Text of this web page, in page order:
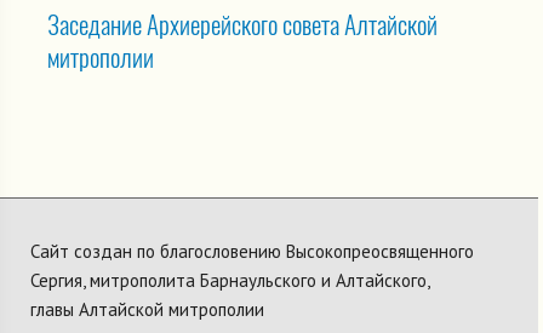
Заседание Архиерейского совета Алтайской
митрополии
Сайт создан по благословению Высокопреосвященного
Сергия, митрополита Барнаульского и Алтайского,
главы Алтайской митрополии